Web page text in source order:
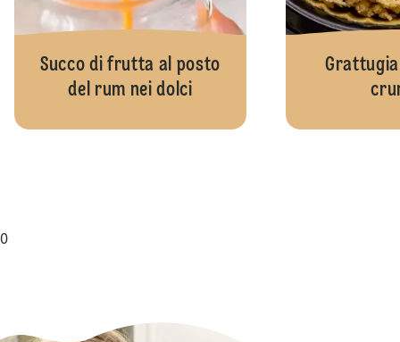
Succo di frutta al posto
del rum nei dolci
0